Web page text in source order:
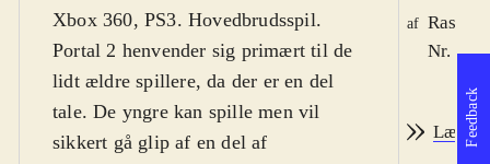
Xbox 360, PS3. Hovedbrudsspil.
Portal 2 henvender sig primært til de
lidt ældre spillere, da der er en del
tale. De yngre kan spille men vil
sikkert gå glip af en del af
af
Nr.
LæsFeedback